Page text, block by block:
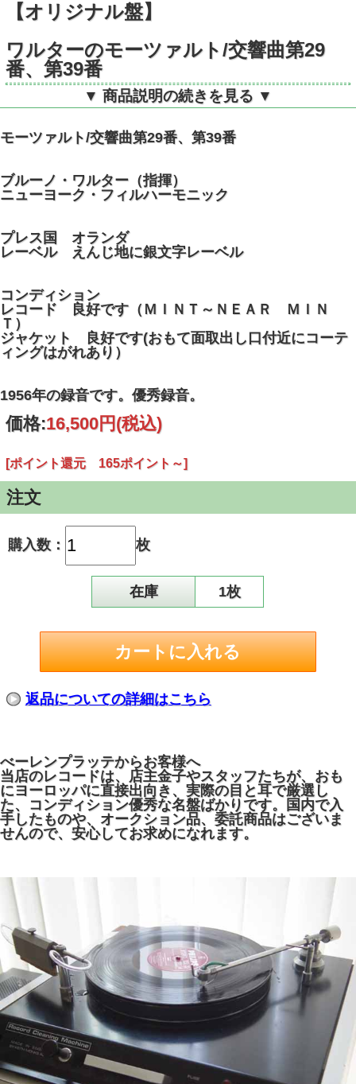
【オリジナル盤】
ワルターのモーツァルト/交響曲第29
番、第39番
蘭PHILIPS A01432L モノラル
▼ 商品説明の続きを見る ▼
モーツァルト/交響曲第29番、第39番
ブルーノ・ワルター（指揮）
ニューヨーク・フィルハーモニック
プレス国 オランダ
レーベル えんじ地に銀文字レーベル
コンディション
レコード 良好です（ＭＩＮＴ～ＮＥＡＲ ＭＩＮ
Ｔ）
ジャケット 良好です(おもて面取出し口付近にコーテ
ィングはがれあり）
1956年の録音です。優秀録音。
価格:16,500円 (税込)
[ポイント還元 165ポイント～]
注文
購入数： 枚
在庫 1枚
返品についての詳細はこちら
べーレンプラッテからお客様へ
当店のレコードは、店主金子やスタッフたちが、おも
にヨーロッパに直接出向き、実際の目と耳で厳選し
た、コンディション優秀な名盤ばかりです。国内で入
手したものや、オークション品、委託商品はございま
せんので、安心してお求めになれます。